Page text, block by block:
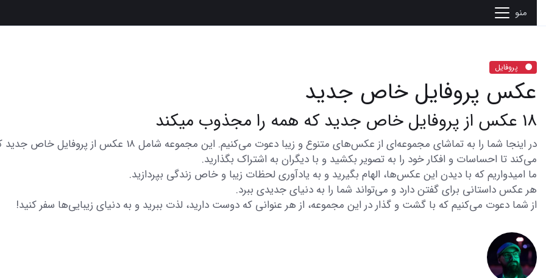
منو
پروفایل
عکس پروفایل خاص جدید
18 عکس از پروفایل خاص جدید که همه را مجذوب میکند
در اینجا شما را به تماشای مجموعه‌ای از عکس‌های متنوع
می‌کند تا احساسات و افکار خود را به تصویر بکشید و با دیگران به اشتراک بگذارید.
ما امیدواریم که با دیدن این عکس‌ها، الهام بگیرید و به یادآوری لحظات زیبا و خاص زندگی بپردازید.
هر عکس داستانی برای گفتن دارد و می‌تواند شما را به دنیای جدیدی ببرد.
از شما دعوت می‌کنیم که با گشت و گذار در این مجموعه، از هر عنوانی که دوست دارید، لذت ببرید و به دنیای زیبایی‌ها سفر کنید!